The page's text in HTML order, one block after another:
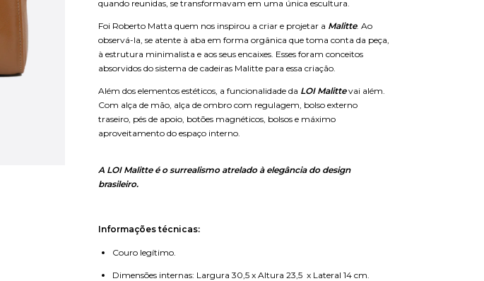
quando reunidas, se transformavam em uma única escultura.
Foi Roberto Matta quem nos inspirou a criar e projetar a Malitte. Ao
observá-la, se atente à aba em forma orgânica que toma conta da peça,
à estrutura minimalista e aos seus encaixes. Esses foram conceitos
absorvidos do sistema de cadeiras Malitte para essa criação.
Além dos elementos estéticos, a funcionalidade da LOI Malittevai além.
Com alça de mão, alça de ombro com regulagem, bolso externo
traseiro, pés de apoio, botões magnéticos, bolsos e máximo
aproveitamento do espaço interno.
A LOI Malitte é o surrealismo atrelado à elegância do design
brasileiro.
Informações técnicas:
Couro legítimo.
Dimensões internas: Largura 30,5 x Altura 23,5 x Lateral 14 cm.